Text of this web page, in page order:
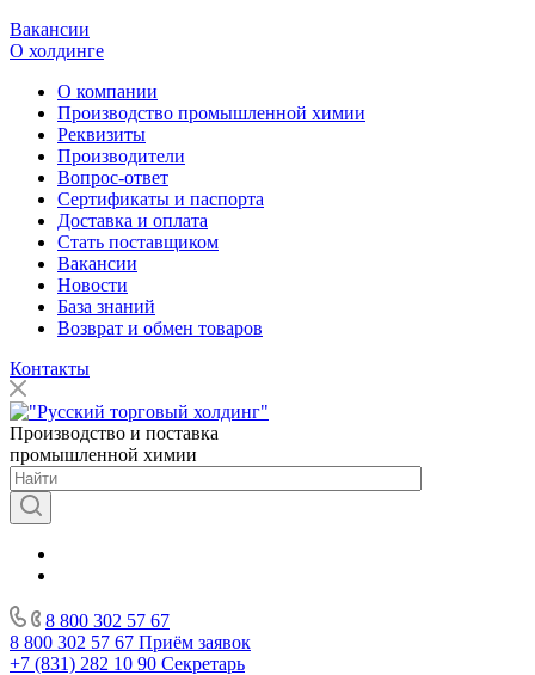
Вакансии
О холдинге
О компании
Производство промышленной химии
Реквизиты
Производители
Вопрос-ответ
Сертификаты и паспорта
Доставка и оплата
Стать поставщиком
Вакансии
Новости
База знаний
Возврат и обмен товаров
Контакты
Производство и поставка
промышленной химии
8 800 302 57 67
8 800 302 57 67 Приём заявок
+7 (831) 282 10 90 Секретарь